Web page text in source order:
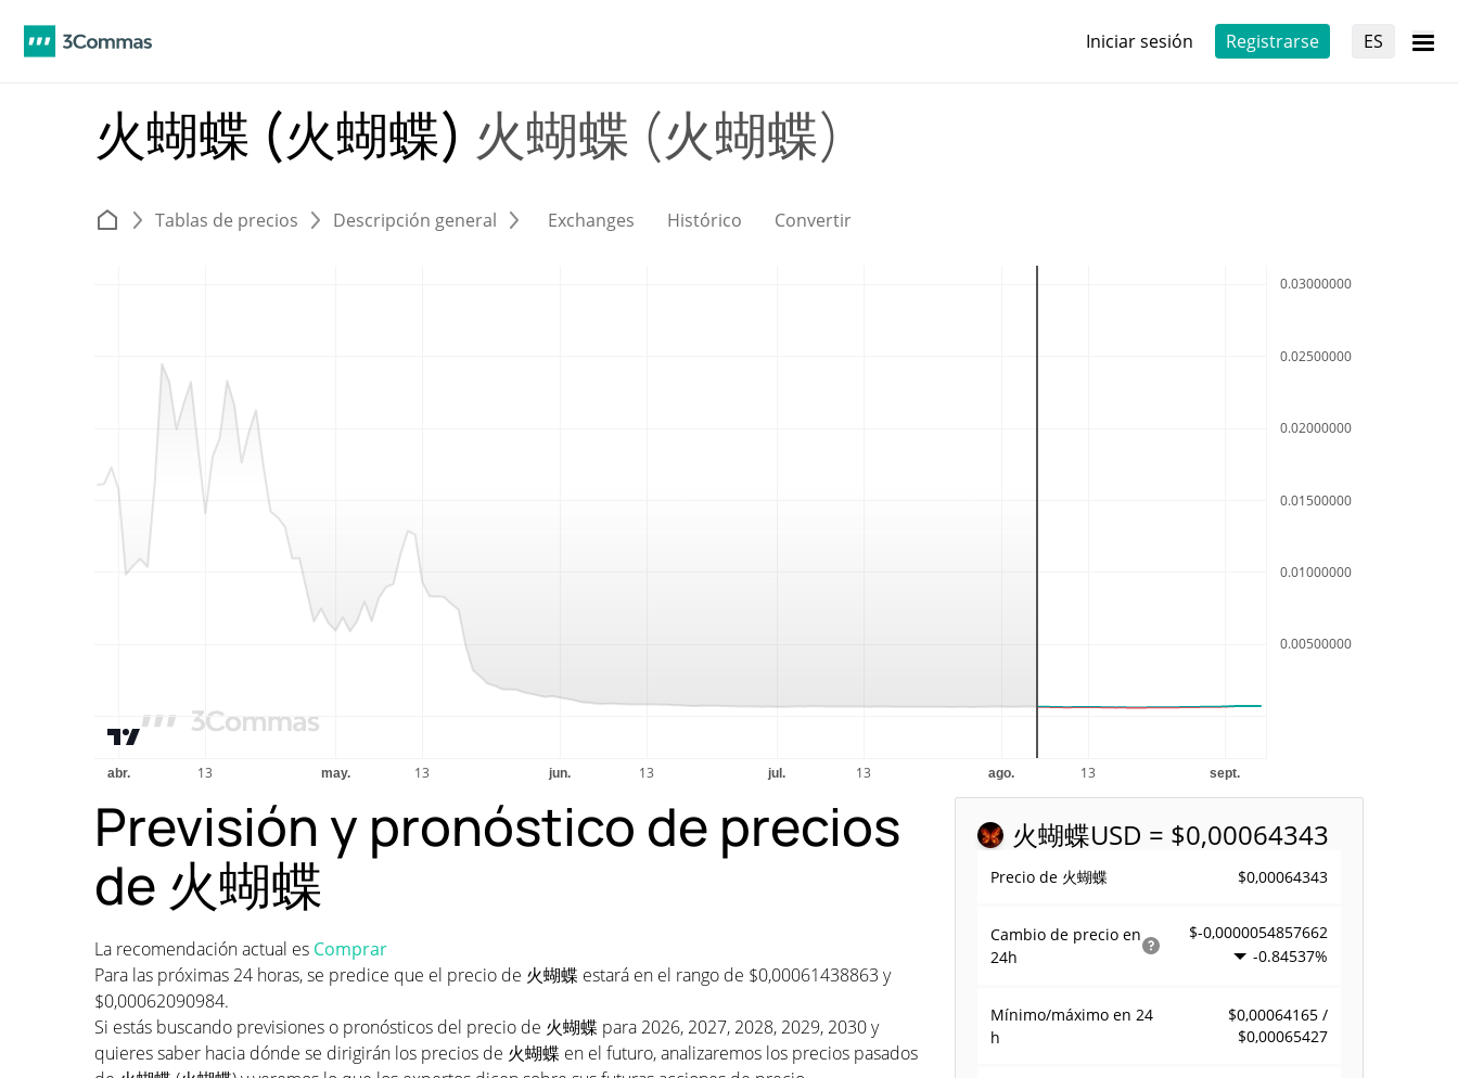
Iniciar sesión Registrarse ES
火蝴蝶 (火蝴蝶) 火蝴蝶 (火蝴蝶)
Tablas de precios Descripción general Exchanges Histórico Convertir
火蝴蝶USD = $0,00064343
Precio de 火蝴蝶 $0,00064343
Cambio de precio en
24h
$-0,0000054857662
-0.84537%
Mínimo/máximo en 24
h
$0,00064165 /
$0,00065427
Previsión y pronóstico de precios
de 火蝴蝶
La recomendación actual es Comprar
Para las próximas 24 horas, se predice que el precio de 火蝴蝶 estará en el rango de $0,00061438863 y
$0,00062090984.
Si estás buscando previsiones o pronósticos del precio de 火蝴蝶 para 2026, 2027, 2028, 2029, 2030 y
quieres saber hacia dónde se dirigirán los precios de 火蝴蝶 en el futuro, analizaremos los precios pasados